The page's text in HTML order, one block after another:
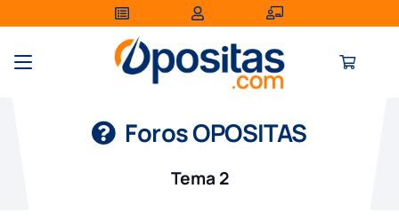
Foros OPOSITAS
Tema 2